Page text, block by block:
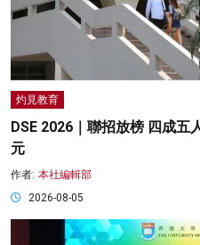
灼見教育
DSE 2026｜聯招放榜 四成五
元
作者: 本社編輯部
2026-08-05